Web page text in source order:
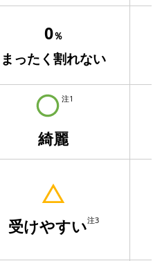
0％
まったく割れない
注1
綺麗
受けやすい注3